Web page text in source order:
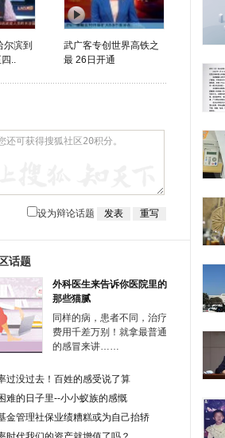
尔滨到
..
武广客专创世界高铁之
最 26日开通
设为辩论话题
话题
外科医生来告诉你医院里的
那些猫腻
同样的病，患者不同，治疗
费用千差万别！就拿最普通
的感冒来讲……
过没过去！百姓的感受说了算
难的日子里--小小蚁族的感慨
金管理社保业绩糟糕或为自己抬轿